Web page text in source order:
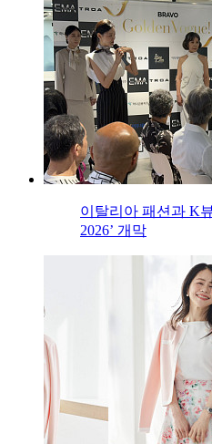
이탈리아 패션과 K
2026’ 개막